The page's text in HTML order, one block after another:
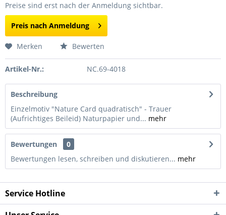
Preise sind erst nach der Anmeldung sichtbar.
Preis nach Anmeldung
Merken Bewerten
Artikel-Nr.: NC.69-4018
Beschreibung
Einzelmotiv "Nature Card quadratisch" - Trauer
(Aufrichtiges Beileid) Naturpapier und... mehr
Bewertungen
0
Bewertungen lesen, schreiben und diskutieren... mehr
Service Hotline